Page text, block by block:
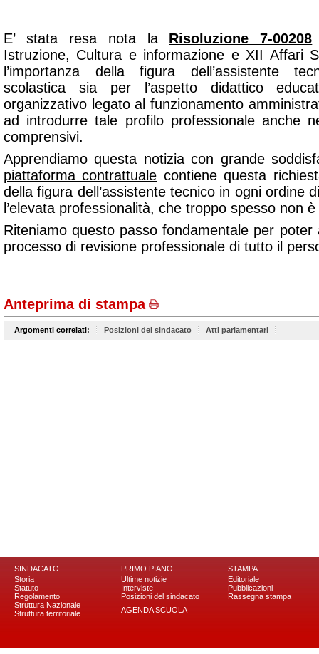
E’ stata resa nota la Risoluzione 7-00208
Istruzione, Cultura e informazione e XII Affari
l’importanza della figura dell’assistente
scolastica sia per l’aspetto didattico
organizzativo legato al funzionamento
ad introdurre tale profilo professionale anche
comprensivi.
Apprendiamo questa notizia con grande
piattaforma contrattuale contiene questa
della figura dell’assistente tecnico in ogni ordine
l’elevata professionalità, che troppo spesso non
Riteniamo questo passo fondamentale per
processo di revisione professionale di tutto il
Anteprima di stampa
Argomenti correlati: Posizioni del sindacato Atti parlamentari
SINDACATO
Storia
Statuto
Regolamento
Struttura Nazionale
Struttura territoriale
PRIMO PIANO
Ultime notizie
Interviste
Posizioni del sindacato
AGENDA SCUOLA
STAMPA
Editoriale
Pubblicazioni
Rassegna stampa